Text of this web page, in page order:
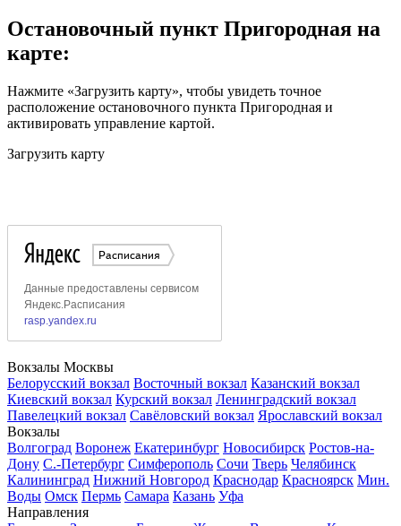
Остановочный пункт Пригородная на
карте:
Нажмите «Загрузить карту», чтобы увидеть точное
расположение остановочного пункта Пригородная и
активировать управление картой.
Загрузить карту
Вокзалы Москвы
Белорусский вокзал Восточный вокзал Казанский вокзал
Киевский вокзал Курский вокзал Ленинградский вокзал
Павелецкий вокзал Савёловский вокзал Ярославский вокзал
Вокзалы
Волгоград Воронеж Екатеринбург Новосибирск Ростов-на-
Дону С.-Петербург Симферополь Сочи Тверь Челябинск
Калининград Нижний Новгород Краснодар Красноярск Мин.
Воды Омск Пермь Самара Казань Уфа
Направления